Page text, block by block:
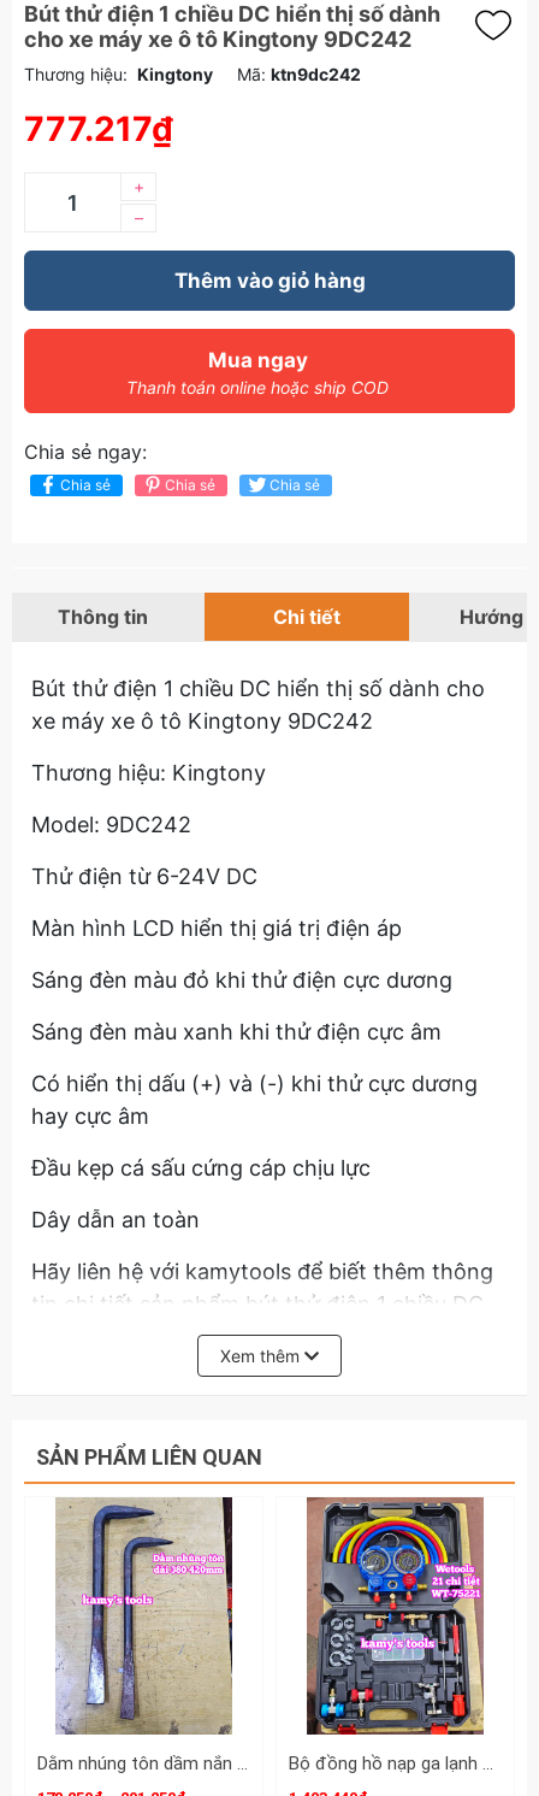
Bút thử điện 1 chiều DC hiển thị số dành
cho xe máy xe ô tô Kingtony 9DC242
Thương hiệu: Kingtony Mã: ktn9dc242
777.217₫
–
+
Thêm vào giỏ hàng
Mua ngay
Thanh toán online hoặc ship COD
Chia sẻ ngay:
Chia sẻ Chia sẻ Chia sẻ
Thông tin Chi tiết Hướng
Bút thử điện 1 chiều DC hiển thị số dành cho
xe máy xe ô tô Kingtony 9DC242
Thương hiệu: Kingtony
Model: 9DC242
Thử điện từ 6-24V DC
Màn hình LCD hiển thị giá trị điện áp
Sáng đèn màu đỏ khi thử điện cực dương
Sáng đèn màu xanh khi thử điện cực âm
Có hiển thị dấu (+) và (-) khi thử cực dương
hay cực âm
Đầu kẹp cá sấu cứng cáp chịu lực
Dây dẫn an toàn
Hãy liên hệ với kamytools để biết thêm thông
tin chi tiết sản phẩm bút thử điện 1 chiều DC
hiển thị số dành cho xe máy xe ô tô Kingtony
Xem thêm
SẢN PHẨM LIÊN QUAN
Dằm nhúng tôn dầm nắn tôn xà beng mỏ vịt sửa chữa tạo hình ô tô dài 380mm 420mm Kamytools KMT-33501 KMT-33502 Bộ đồng hồ nạp ga lạnh điều hòa ô tô R134A R410A R22 R404A Wetools 21 chi tiết WT-75221